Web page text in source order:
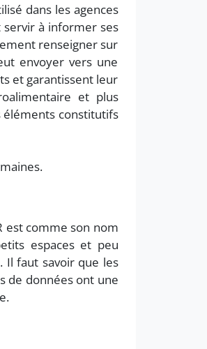
dans les agences
servir à informer ses
renseigner sur
envoyer vers une
et garantissent leur
et plus
éléments constitutifs
est comme son nom
espaces et peu
Il faut savoir que les
de données ont une